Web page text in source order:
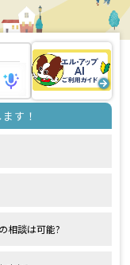
相談は可能?